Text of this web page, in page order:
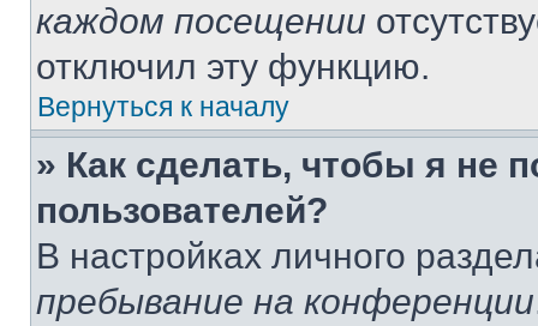
каждом посещении
отключил эту функцию.
Вернуться к началу
» Как сделать, чтобы я не
пользователей?
В настройках личного
пребывание на конференции